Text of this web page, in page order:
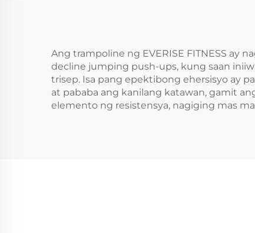
Ang trampoline ng EVERISE FITNESS ay
decline jumping push-ups, kung saan
trisep. Isa pang epektibong ehersisyo ay
at pababa ang kanilang katawan, gamit
elemento ng resistensya, nagiging mas